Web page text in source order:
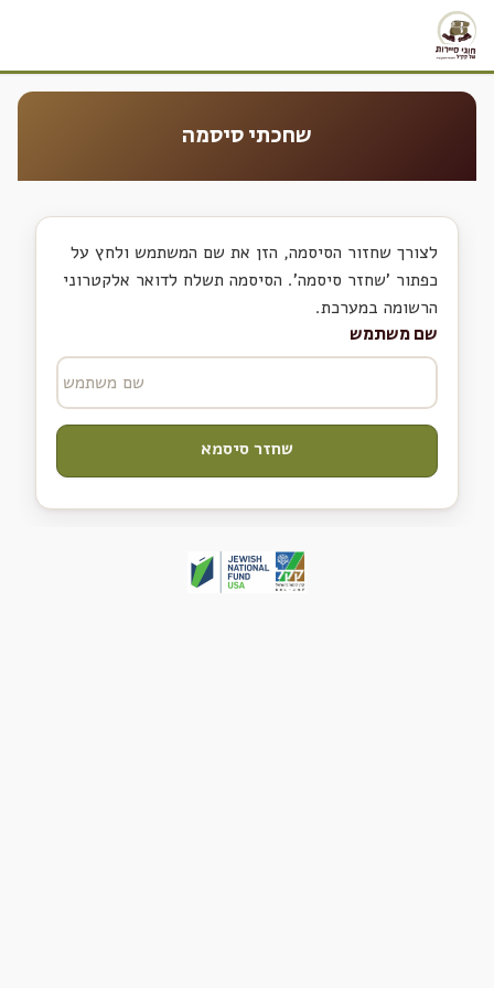
שחכתי סיסמה
לצורך שחזור הסיסמה, הזן את שם המשתמש ולחץ על
כפתור 'שחזר סיסמה'. הסיסמה תשלח לדואר אלקטרוני
הרשומה במערכת.
שם משתמש
שחזר סיסמא